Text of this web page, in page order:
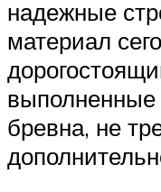
надежные
материал
выполненные
бревна, не